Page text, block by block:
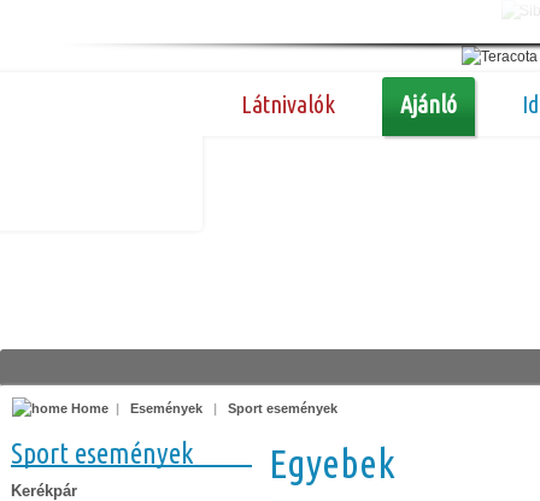
Látnivalók Ajánló
Home | Események | Sport események
Sport események
Kerékpár
Egyebek